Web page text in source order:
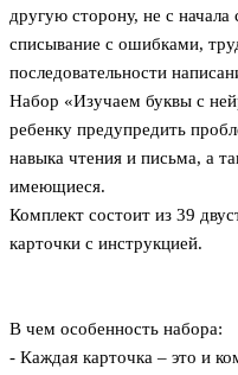
другую сторону, не с начала
списывание с ошибками,
последовательности
Набор «Изучаем буквы с
ребенку предупредить
навыка чтения и письма, а
имеющиеся.
Комплект состоит из 39
карточки с инструкцией.
В чем особенность набора:
- Каждая карточка – это и